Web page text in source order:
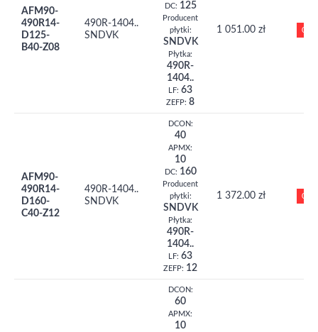
AFM90-
490R14-
D125-
B40-Z08
490R-1404..
SNDVK
DC: 125
Producent
płytki:
SNDVK
Płytka:
490R-
1404..
LF: 63
ZEFP: 8
1 051.00 zł 0
AFM90-
490R14-
D160-
C40-Z12
490R-1404..
SNDVK
DCON:
40
APMX:
10
DC: 160
Producent
płytki:
SNDVK
Płytka:
490R-
1404..
LF: 63
ZEFP: 12
1 372.00 zł 0
DCON:
60
APMX:
10